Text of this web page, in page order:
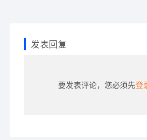
发表回复
要发表评论，您必须先登